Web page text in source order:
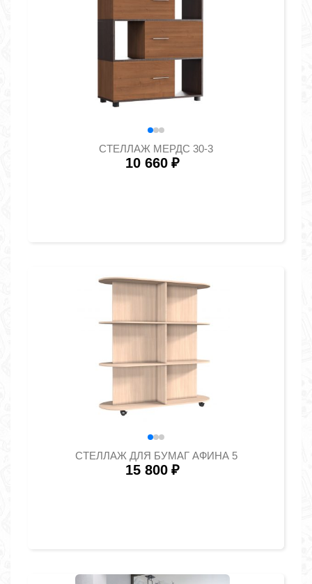
СТЕЛЛАЖ МЕРДС 30-3
10 660 ₽
СТЕЛЛАЖ ДЛЯ БУМАГ АФИНА 5
15 800 ₽